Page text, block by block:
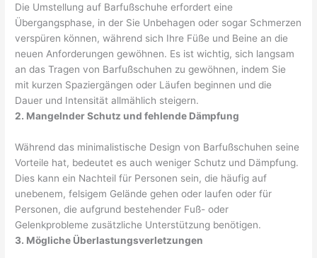
Die Umstellung auf Barfußschuhe erfordert eine
Übergangsphase, in der Sie Unbehagen oder sogar Schmerzen
verspüren können, während sich Ihre Füße und Beine an die
neuen Anforderungen gewöhnen. Es ist wichtig, sich langsam
an das Tragen von Barfußschuhen zu gewöhnen, indem Sie
mit kurzen Spaziergängen oder Läufen beginnen und die
Dauer und Intensität allmählich steigern.
2. Mangelnder Schutz und fehlende Dämpfung
Während das minimalistische Design von Barfußschuhen seine
Vorteile hat, bedeutet es auch weniger Schutz und Dämpfung.
Dies kann ein Nachteil für Personen sein, die häufig auf
unebenem, felsigem Gelände gehen oder laufen oder für
Personen, die aufgrund bestehender Fuß- oder
Gelenkprobleme zusätzliche Unterstützung benötigen.
3. Mögliche Überlastungsverletzungen